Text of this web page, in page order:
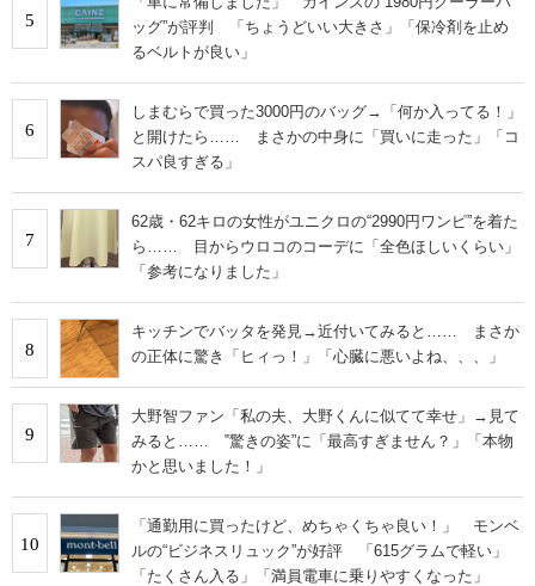
5
ッグ”が評判 「ちょうどいい大きさ」「保冷剤を止め
るベルトが良い」
6
しまむらで買った3000円のバッグ→「何か入ってる！」
と開けたら…… まさかの中身に「買いに走った」「コ
スパ良すぎる」
7
62歳・62キロの女性がユニクロの“2990円ワンピ”を着た
ら…… 目からウロコのコーデに「全色ほしいくらい」
「参考になりました」
8
キッチンでバッタを発見→近付いてみると…… まさか
の正体に驚き「ヒィっ！」「心臓に悪いよね、、、」
9
大野智ファン「私の夫、大野くんに似てて幸せ」→見て
みると…… ‟驚きの姿”に「最高すぎません？」「本物
かと思いました！」
10
「通勤用に買ったけど、めちゃくちゃ良い！」 モンベ
ルの“ビジネスリュック”が好評 「615グラムで軽い」
「たくさん入る」「満員電車に乗りやすくなった」